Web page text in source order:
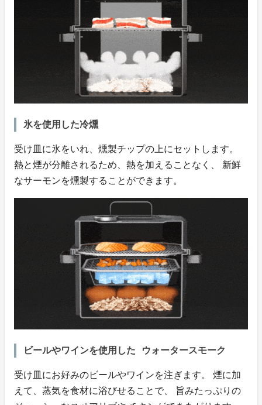
氷を使用した冷燻
受け皿に氷をいれ、燻製チップの上にセットします。
熱と煙が分離されるため、熱を加えることなく、 新鮮
なサーモンを燻製することができます。
ビールやワインを使用した ウォータースモーク
受け皿にお好みのビールやワインを注ぎます。 煙に加
えて、蒸気を食材に浴びせることで、 旨みたっぷりの